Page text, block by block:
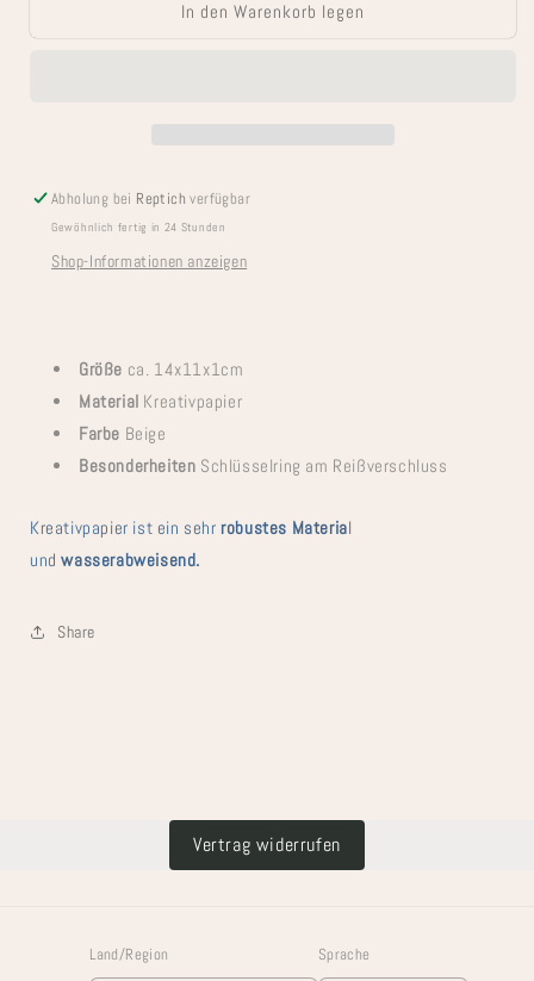
für
In den Warenkorb legen
Abholung bei Reptich verfügbar
Gewöhnlich fertig in 24 Stunden
Shop-Informationen anzeigen
Größe ca. 14x11x1cm
Material Kreativpapier
Farbe Beige
Besonderheiten Schlüsselring am Reißverschluss
Kreativpapier ist ein sehr robustes Material
undwasserabweisend.
Share
Vertrag widerrufen
Land/Region Sprache